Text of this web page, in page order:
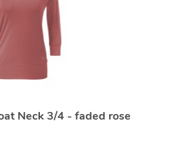
Neck 3/4 - faded rose